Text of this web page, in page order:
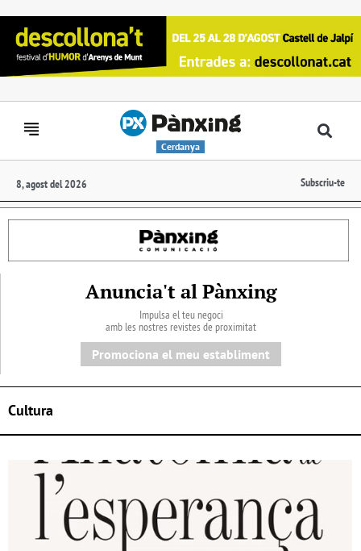
Cerdanya
8, agost del 2026 Subscriu-te
Anuncia't al Pànxing
Impulsa el teu negoci
amb les nostres revistes de proximitat
Promociona el meu establiment
Cultura